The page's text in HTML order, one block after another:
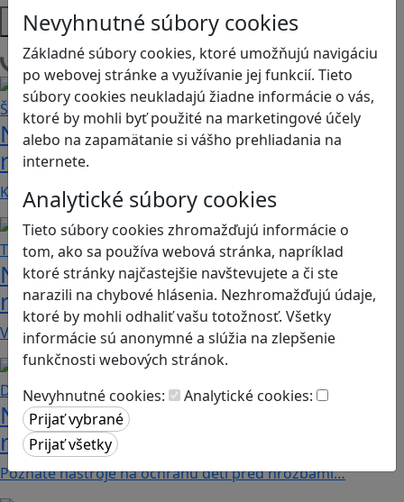
Nevyhnutné súbory cookies
Základné súbory cookies, ktoré umožňujú navigáciu
po webovej stránke a využívanie jej funkcií. Tieto
súbory cookies neukladajú žiadne informácie o vás,
ktoré by mohli byť použité na marketingové účely
alebo na zapamätanie si vášho prehliadania na
internete.
Analytické súbory cookies
Tieto súbory cookies zhromažďujú informácie o
tom, ako sa používa webová stránka, napríklad
ktoré stránky najčastejšie navštevujete a či ste
narazili na chybové hlásenia. Nezhromažďujú údaje,
ktoré by mohli odhaliť vašu totožnosť. Všetky
informácie sú anonymné a slúžia na zlepšenie
funkčnosti webových stránok.
Nevyhnutné cookies:
Analytické cookies:
Platformy
Načítam blogy
Návod pre rodičov: Ako na výber
rodičovského zámku? Štvrtá časť
Kvalitné aplikácie, ktoré ponúkajú bezpečné…
Návod pre rodičov: Ako na výber
rodičovského zámku? Tretia časť
V obchode Play je možné nájsť veľké množstvo…
Návod pre rodičov: Ako na výber
rodičovského zámku? Druhá časť
Poznáte nástroje na ochranu detí pred hrozbami…